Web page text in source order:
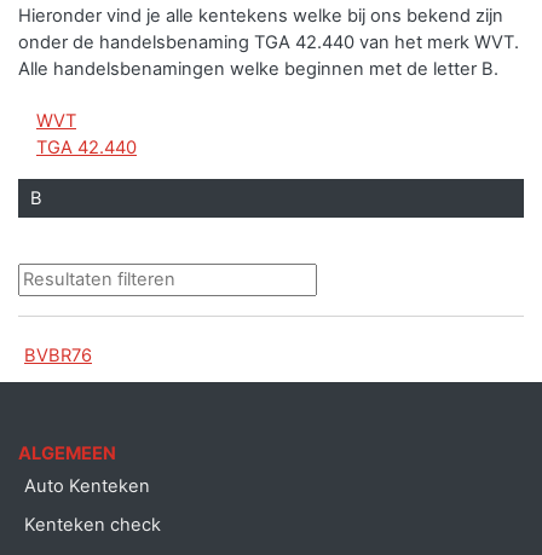
Hieronder vind je alle kentekens welke bij ons bekend zijn
onder de handelsbenaming TGA 42.440 van het merk WVT.
Alle handelsbenamingen welke beginnen met de letter B.
WVT
TGA 42.440
B
BVBR76
ALGEMEEN
Auto Kenteken
Kenteken check